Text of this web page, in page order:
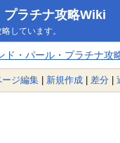
プラチナ攻略Wiki
しています。
ド・パール・プラチナ攻
ージ編集 | 新規作成 | 差分 |